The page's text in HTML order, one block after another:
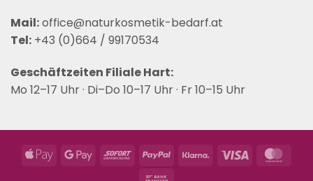
Mail:office@naturkosmetik-bedarf.at
Tel: +43 (0)664 / 99170534
Geschäftzeiten Filiale Hart:
Mo 12–17 Uhr · Di–Do 10–17 Uhr · Fr 10–15 Uhr
Apple
GoogleSofort PayPal Klarna Visa